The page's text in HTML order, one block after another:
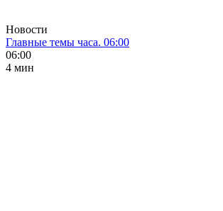
Новости
Главные темы часа. 06:00
06:00
4 мин